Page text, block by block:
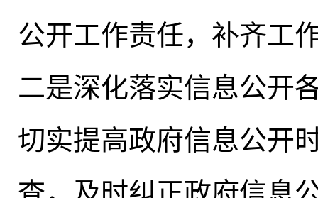
公开工作责任，补齐工
二是深化落实信息公开
切实提高政府信息公开